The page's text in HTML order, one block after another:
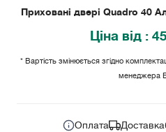
Приховані двері Quadro 40
Ціна від :
* Вартість змінюється згідно
менеджера
Оплата Доставка